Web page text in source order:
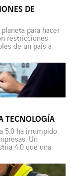
DE
para hacer
restricciones
de un país a
de 2023
TECNOLOGÍA
5.0 ha irrumpido
Un
4.0 que una
hace veinte